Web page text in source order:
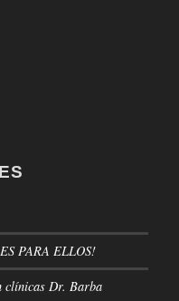
PARA ELLOS!
clínicas Dr. Barba